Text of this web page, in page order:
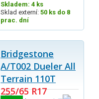
Skladem: 4 ks
Sklad externí: 50 ks do 8
prac. dní
Bridgestone
A/T002 Dueler All
Terrain 110T
255/65 R17